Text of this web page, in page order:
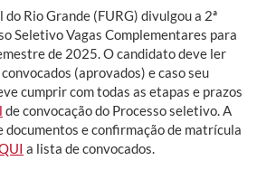
Rio Grande (FURG) divulgou a 2ª
Seletivo Vagas Complementares para
de 2025. O candidato deve ler
(aprovados) e caso seu
cumprir com todas as etapas e prazos
de convocação do Processo seletivo. A
documentos e confirmação de matrícula
a lista de convocados.